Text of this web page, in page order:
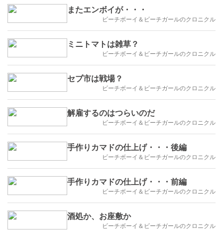
またエンボイが・・・
ビーチボーイ＆ビーチガールのクロニクル
ミニトマトは雑草？
ビーチボーイ＆ビーチガールのクロニクル
セブ市は戦場？
ビーチボーイ＆ビーチガールのクロニクル
解雇するのはつらいのだ
ビーチボーイ＆ビーチガールのクロニクル
手作りカマドの仕上げ・・・後編
ビーチボーイ＆ビーチガールのクロニクル
手作りカマドの仕上げ・・・前編
ビーチボーイ＆ビーチガールのクロニクル
酒処か、お座敷か
ビーチボーイ＆ビーチガールのクロニクル